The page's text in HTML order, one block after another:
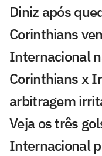
Diniz após
Corinthians
Internacional
Corinthians x
arbitragem
Veja os três
Internacional